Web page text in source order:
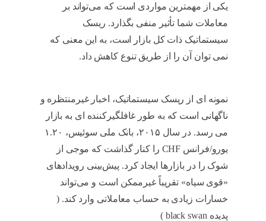
یکی از مهمترین مواردی است که می‌تواند بر
معاملات شما تأثیر منفی بگذارد. ریسک
سیستماتیک ذات کل بازار است، به این معنی که
نمی توان آن را از طریق تنوع کاهش داد.
نمونه ای از ریسک سیستماتیک، اخبار غیرمنتظره و
ناگهانی است که به طور غافلگیرکننده ای به بازار
یورو/فرانس CHF را کنار گذاشت که موجی از
شوک را در بازارها ایجاد کرد. پیش‌بینی رویدادهای
«قوی سیاه» تقریباً غیرممکن است و می‌تواند
خسارات زیادی به حساب معاملاتی وارد کند. (
پدیده black swan )